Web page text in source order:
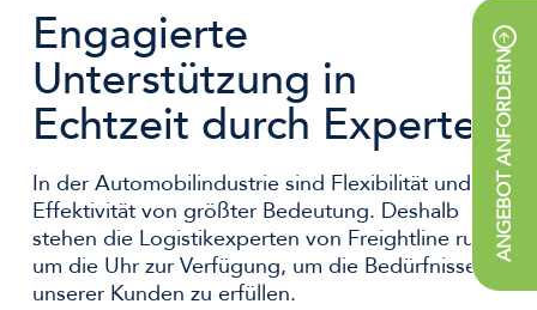
ANGEBOT ANFORDERN
Engagierte
Unterstützung in
Echtzeit durch Experten
In der Automobilindustrie sind Flexibilität und
Effektivität von größter Bedeutung. Deshalb
stehen die Logistikexperten von Freightline rund
um die Uhr zur Verfügung, um die Bedürfnisse
unserer Kunden zu erfüllen.